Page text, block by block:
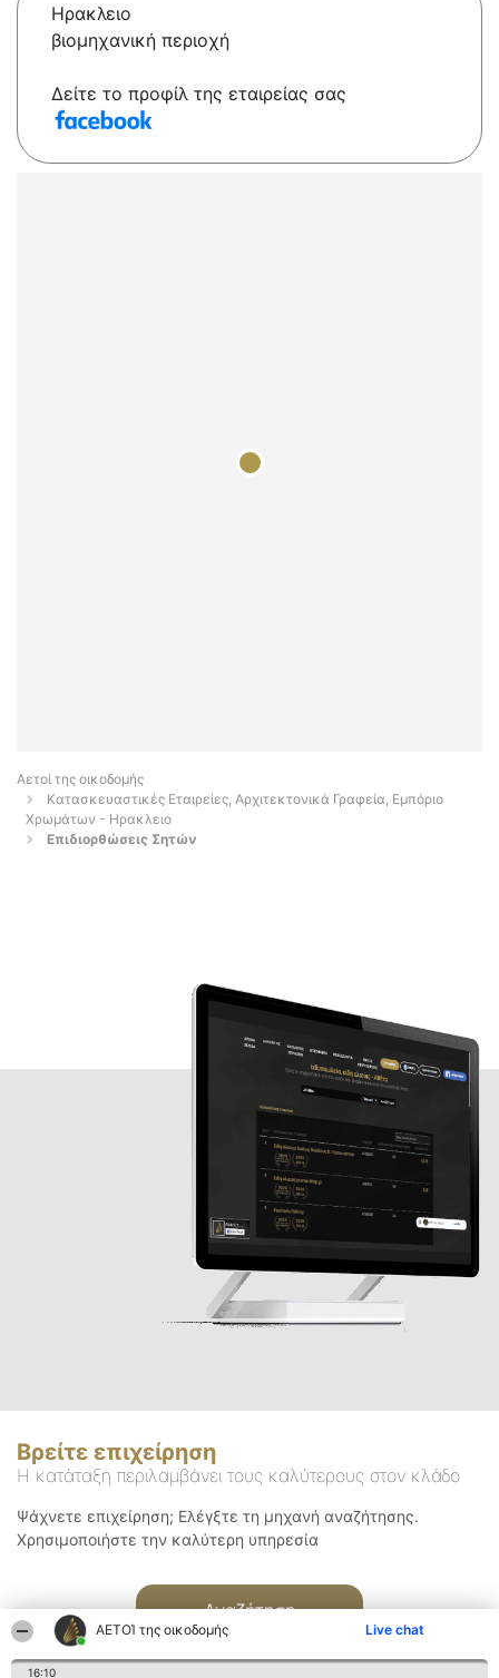
ΑΕΤΟΊ της οικοδομής Live chat
16:10
Ηρακλειο
βιομηχανική περιοχή
Δείτε το προφίλ της εταιρείας σας
Αετοί της οικοδομής
Κατασκευαστικές Εταιρείες, Αρχιτεκτονικά Γραφεία, Εμπόριο
Χρωμάτων - Ηρακλειο
Επιδιορθώσεις Σητών
Βρείτε επιχείρηση
Η κατάταξη περιλαμβάνει τους καλύτερους στον κλάδο
Ψάχνετε επιχείρηση; Ελέγξτε τη μηχανή αναζήτησης.
Χρησιμοποιήστε την καλύτερη υπηρεσία
Αναζήτηση